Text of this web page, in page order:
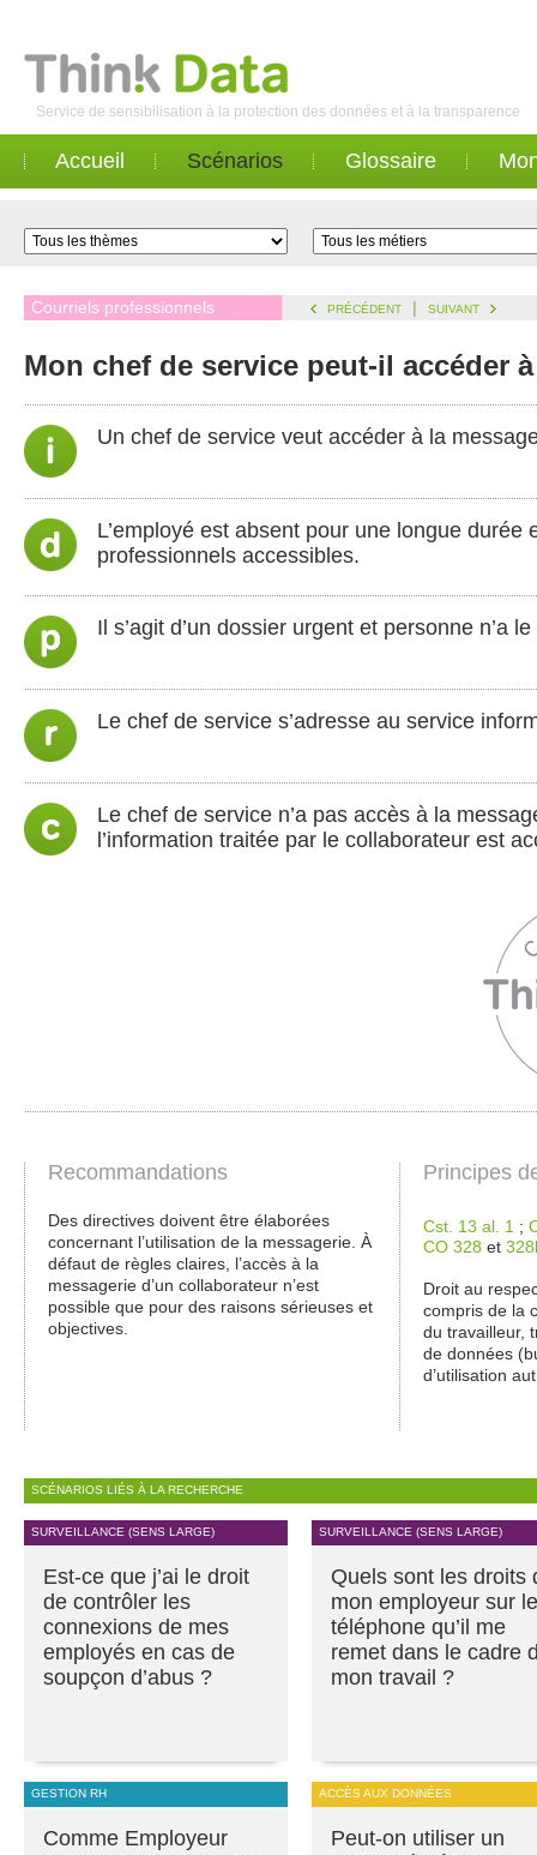
Service de sensibilisation à la protection des données et à la transparence
Accueil Scénarios Glossaire
Courriels professionnels PRÉCÉDENT | SUIVANT
Mon chef de service peut-il accéder
Un chef de service veut accéder à la
L’employé est absent pour une longue
professionnels accessibles.
Il s’agit d’un dossier urgent et personne n’a
Le chef de service s’adresse au service
Le chef de service n’a pas accès à la
l’information traitée par le collaborateur est
Recommandations
Des directives doivent être élaborées
concernant l’utilisation de la messagerie. À
défaut de règles claires, l’accès à la
messagerie d’un collaborateur n’est
possible que pour des raisons sérieuses et
objectives.
Principes
Cst. 13 al. 1 ;
CO 328 et
Droit au
compris de la
du travailleur,
de données
d’utilisation
SCÉNARIOS LIÉS À LA RECHERCHE
SURVEILLANCE (SENS LARGE)
Est-ce que j’ai le droit
de contrôler les
connexions de mes
employés en cas de
soupçon d’abus ?
SURVEILLANCE (SENS LARGE)
Quels sont les droits
mon employeur sur le
téléphone qu’il me
remet dans le cadre
mon travail ?
GESTION RH
Comme Employeur
ACCÈS AUX DONNÉES
Peut-on utiliser un